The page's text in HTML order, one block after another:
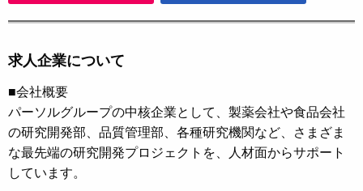
求人企業について
■会社概要
パーソルグループの中核企業として、製薬会社や食品会社
の研究開発部、品質管理部、各種研究機関など、さまざま
な最先端の研究開発プロジェクトを、人材面からサポート
しています。